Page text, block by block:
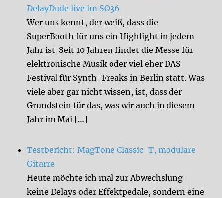
DelayDude live im SO36
Wer uns kennt, der weiß, dass die
SuperBooth für uns ein Highlight in jedem
Jahr ist. Seit 10 Jahren findet die Messe für
elektronische Musik oder viel eher DAS
Festival für Synth-Freaks in Berlin statt. Was
viele aber gar nicht wissen, ist, dass der
Grundstein für das, was wir auch in diesem
Jahr im Mai […]
Testbericht: MagTone Classic-T, modulare
Gitarre
Heute möchte ich mal zur Abwechslung
keine Delays oder Effektpedale, sondern eine